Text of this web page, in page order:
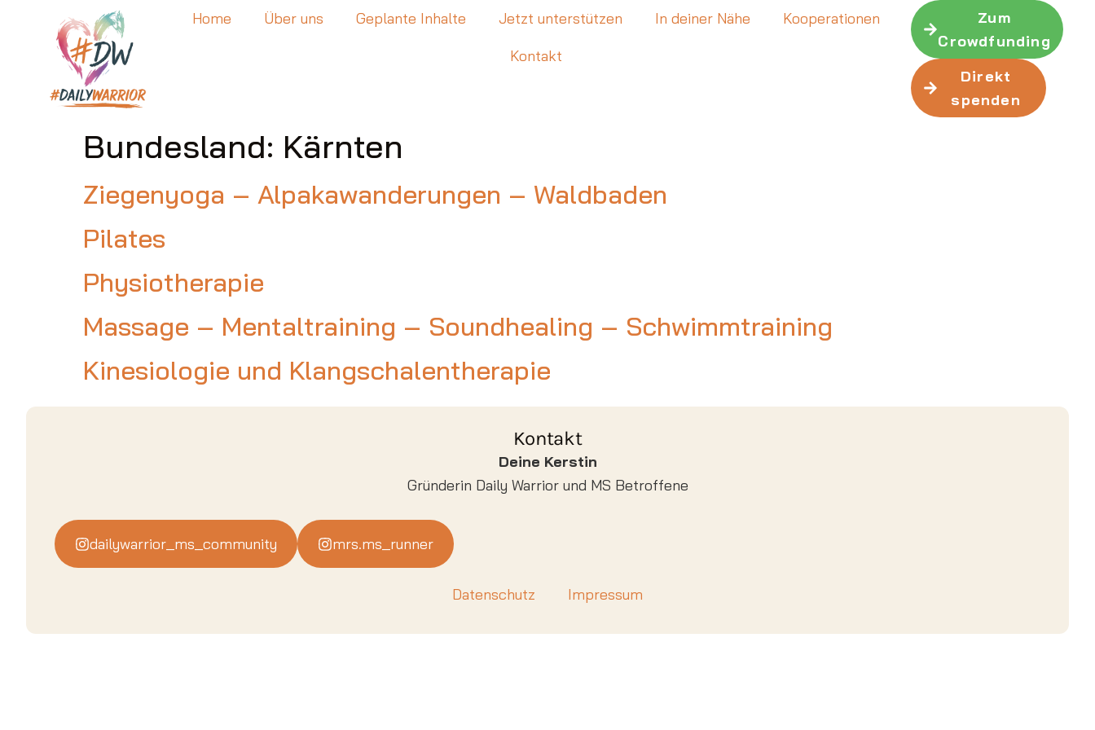
Home Über uns Geplante Inhalte Jetzt unterstützen In deiner Nähe
Kooperationen
Kontakt
Zum
Crowdfunding
Direkt
spenden
Bundesland: Kärnten
Ziegenyoga – Alpakawanderungen – Waldbaden
Pilates
Physiotherapie
Massage – Mentaltraining – Soundhealing – Schwimmtraining
Kinesiologie und Klangschalentherapie
Kontakt
Deine Kerstin
Gründerin Daily Warrior und MS Betroffene
dailywarrior_ms_community mrs.ms_runner
Datenschutz Impressum